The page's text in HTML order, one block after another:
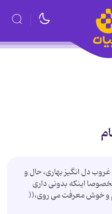
دل انگیز بهاری، حال و
اینکه بدونی داری
و خوش معرفت می روی،((